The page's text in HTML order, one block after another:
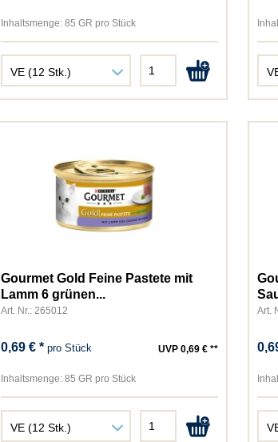
Inhaltsmenge: 85 GR pro Stück
Gourmet Gold Feine Pastete mit
Lamm 6 grünen...
Art. Nr.: 265012
0,69 € *pro Stück UVP 0,69 € **
Inhaltsmenge: 85 GR pro Stück
Art.